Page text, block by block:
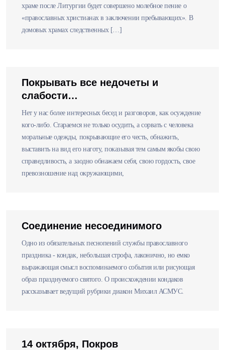
храме после Литургии будет совершено молебное пение о
«православных христианах в заключении пребывающих». В
домовых храмах следственных […]
Покрывать все недочеты и
слабости…
Нет у нас более интересных бесед и разговоров, как осуждение
кого-либо. Стараемся не только осудить, а сорвать с человека
моральные одежды, покрывающие его честь, обнажить,
выставить на вид его наготу, показывая тем самым якобы свою
справедливость, а заодно обнажаем себя, свою гордость, свое
превозношение над окружающими,
Соединение несоединимого
Одно из обязательных песнопений службы православного
праздника - кондак, небольшая строфа, лаконично, но емко
выражающая смысл воспоминаемого события или рисующая
образ празднуемого святого. О происхождении кондаков
рассказывает ведущий рубрики диакон Михаил АСМУС.
14 октября, Покров